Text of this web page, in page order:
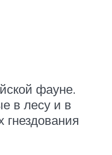
фауне.
в лесу и в
гнездования